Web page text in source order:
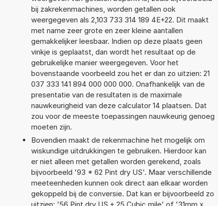
bij zakrekenmachines, worden getallen ook
weergegeven als 2,103 733 314 189 4E+22. Dit maakt
met name zeer grote en zeer kleine aantallen
gemakkelijker leesbaar. Indien op deze plaats geen
vinkje is geplaatst, dan wordt het resultaat op de
gebruikelijke manier weergegeven. Voor het
bovenstaande voorbeeld zou het er dan zo uitzien: 21
037 333 141 894 000 000 000. Onafhankelijk van de
presentatie van de resultaten is de maximale
nauwkeurigheid van deze calculator 14 plaatsen. Dat
zou voor de meeste toepassingen nauwkeurig genoeg
moeten zijn.
Bovendien maakt de rekenmachine het mogelijk om
wiskundige uitdrukkingen te gebruiken. Hierdoor kan
er niet alleen met getallen worden gerekend, zoals
bijvoorbeeld '93 * 62 Pint dry US'. Maar verschillende
meeteenheden kunnen ook direct aan elkaar worden
gekoppeld bij de conversie. Dat kan er bijvoorbeeld zo
uitzien: '56 Pint dry US + 25 Cubic mile' of '31mm x